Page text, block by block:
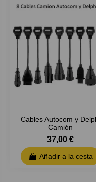
Cables Autocom y
Camión
37,00 €
Añadir a la cesta